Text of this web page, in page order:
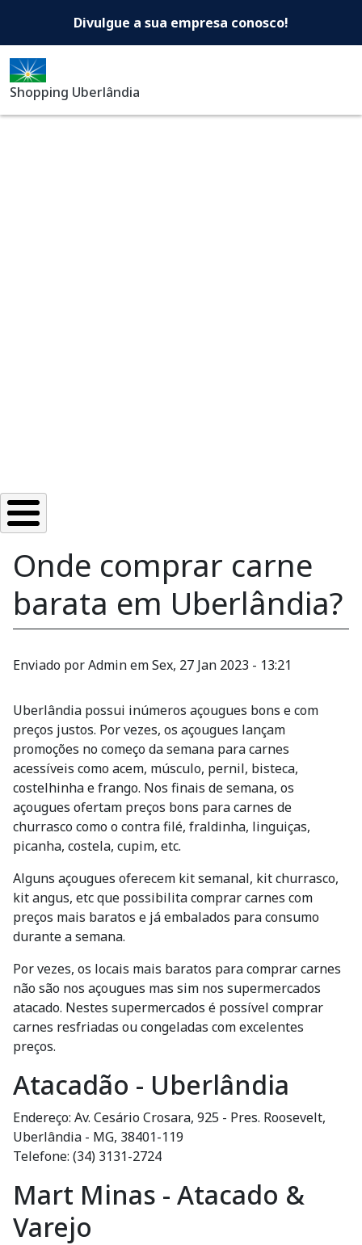
Shopping Uberlândia -
Divulgue a sua empresa conosco!
Shopping Uberlândia
Onde comprar carne
barata em Uberlândia?
Enviado porAdminemSex, 27 Jan 2023 - 13:21
Uberlândia possui inúmeros açougues bons e com
preços justos. Por vezes, os açougues lançam
promoções no começo da semana para carnes
acessíveis como acem, músculo, pernil, bisteca,
costelhinha e frango. Nos finais de semana, os
açougues ofertam preços bons para carnes de
churrasco como o contra filé, fraldinha, linguiças,
picanha, costela, cupim, etc.
Alguns açougues oferecem kit semanal, kit churrasco,
kit angus, etc que possibilita comprar carnes com
preços mais baratos e já embalados para consumo
durante a semana.
Por vezes, os locais mais baratos para comprar carnes
não são nos açougues mas sim nos supermercados
atacado. Nestes supermercados é possível comprar
carnes resfriadas ou congeladas com excelentes
preços.
Atacadão - Uberlândia
Endereço: Av. Cesário Crosara, 925 - Pres. Roosevelt,
Uberlândia - MG, 38401-119
Telefone: (34) 3131-2724
Mart Minas - Atacado &
Varejo